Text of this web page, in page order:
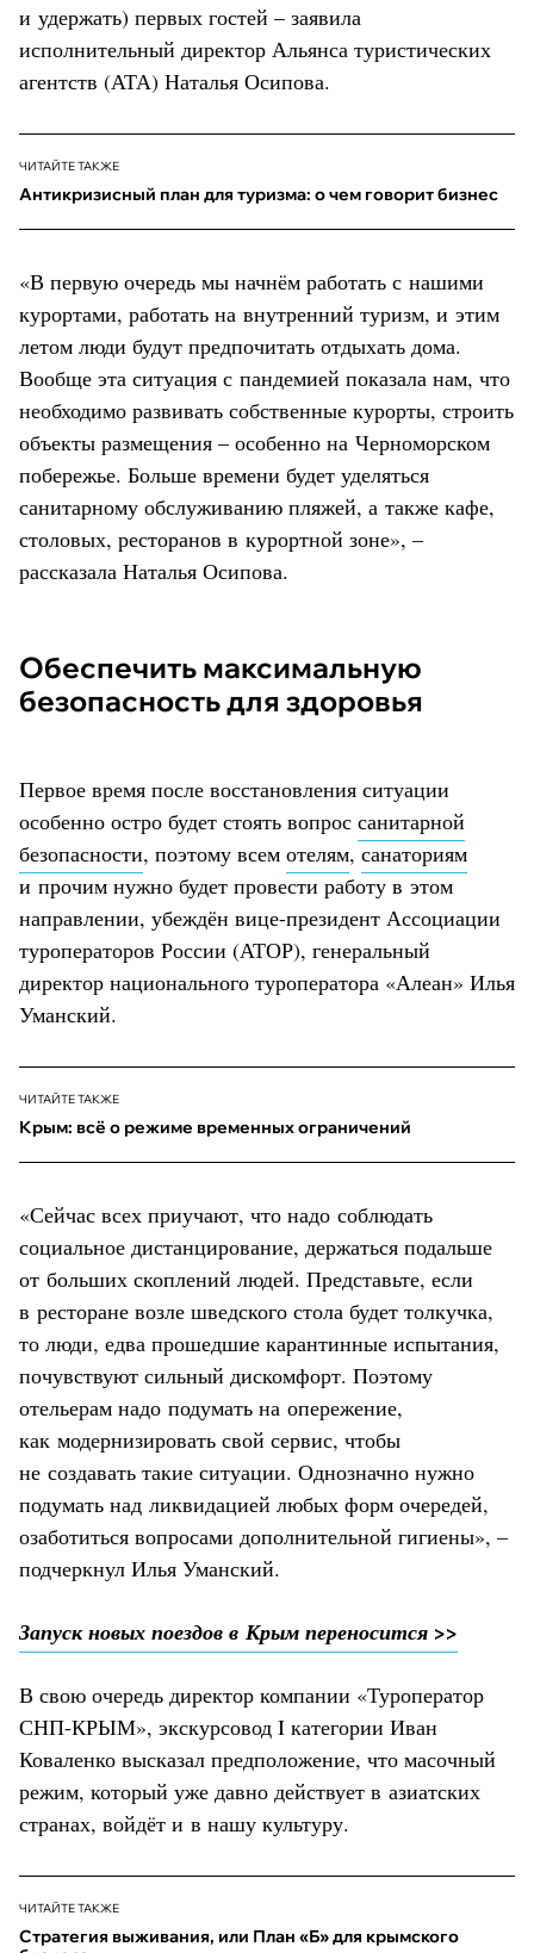
и удержать) первых гостей – заявила
исполнительный директор Альянса туристических
агентств (АТА) Наталья Осипова.
ЧИТАЙТЕ ТАКЖЕ
Антикризисный план для туризма: о чем говорит бизнес
«В первую очередь мы начнём работать с нашими
курортами, работать на внутренний туризм, и этим
летом люди будут предпочитать отдыхать дома.
Вообще эта ситуация с пандемией показала нам, что
необходимо развивать собственные курорты, строить
объекты размещения – особенно на Черноморском
побережье. Больше времени будет уделяться
санитарному обслуживанию пляжей, а также кафе,
столовых, ресторанов в курортной зоне», –
рассказала Наталья Осипова.
Обеспечить максимальную
безопасность для здоровья
Первое время после восстановления ситуации
особенно остро будет стоять вопрос санитарной
безопасности, поэтому всем отелям, санаториям
и прочим нужно будет провести работу в этом
направлении, убеждён вице-президент Ассоциации
туроператоров России (АТОР), генеральный
директор национального туроператора «Алеан» Илья
Уманский.
ЧИТАЙТЕ ТАКЖЕ
Крым: всё о режиме временных ограничений
«Сейчас всех приучают, что надо соблюдать
социальное дистанцирование, держаться подальше
от больших скоплений людей. Представьте, если
в ресторане возле шведского стола будет толкучка,
то люди, едва прошедшие карантинные испытания,
почувствуют сильный дискомфорт. Поэтому
отельерам надо подумать на опережение,
как модернизировать свой сервис, чтобы
не создавать такие ситуации. Однозначно нужно
подумать над ликвидацией любых форм очередей,
озаботиться вопросами дополнительной гигиены», –
подчеркнул Илья Уманский.
Запуск новых поездов в Крым переносится >>
В свою очередь директор компании «Туроператор
СНП-КРЫМ», экскурсовод I категории Иван
Коваленко высказал предположение, что масочный
режим, который уже давно действует в азиатских
странах, войдёт и в нашу культуру.
ЧИТАЙТЕ ТАКЖЕ
Стратегия выживания, или План «Б» для крымского